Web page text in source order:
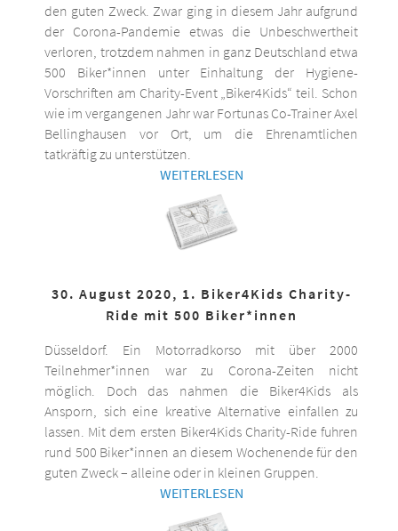
den guten Zweck. Zwar ging in diesem Jahr aufgrund
der Corona-Pandemie etwas die Unbeschwertheit
verloren, trotzdem nahmen in ganz Deutschland etwa
500 Biker*innen unter Einhaltung der Hygiene-
Vorschriften am Charity-Event „Biker4Kids“ teil. Schon
wie im vergangenen Jahr war Fortunas Co-Trainer Axel
Bellinghausen vor Ort, um die Ehrenamtlichen
tatkräftig zu unterstützen.
WEITERLESEN
30. August 2020, 1. Biker4Kids Charity-
Ride mit 500 Biker*innen
Düsseldorf. Ein Motorradkorso mit über 2000
Teilnehmer*innen war zu Corona-Zeiten nicht
möglich. Doch das nahmen die Biker4Kids als
Ansporn, sich eine kreative Alternative einfallen zu
lassen. Mit dem ersten Biker4Kids Charity-Ride fuhren
rund 500 Biker*innen an diesem Wochenende für den
guten Zweck – alleine oder in kleinen Gruppen.
WEITERLESEN